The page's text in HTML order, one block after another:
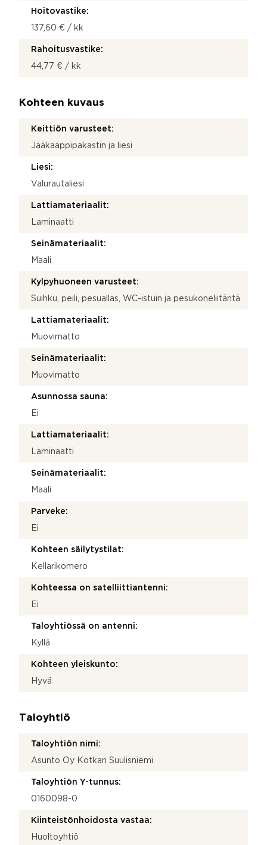
Hoitovastike:
137,60 € / kk
Rahoitusvastike:
44,77 € / kk
Kohteen kuvaus
Keittiön varusteet:
Jääkaappipakastin ja liesi
Liesi:
Valurautaliesi
Lattiamateriaalit:
Laminaatti
Seinämateriaalit:
Maali
Kylpyhuoneen varusteet:
Suihku, peili, pesuallas, WC-istuin ja pesukoneliitäntä
Lattiamateriaalit:
Muovimatto
Seinämateriaalit:
Muovimatto
Asunnossa sauna:
Ei
Lattiamateriaalit:
Laminaatti
Seinämateriaalit:
Maali
Parveke:
Ei
Kohteen säilytystilat:
Kellarikomero
Kohteessa on satelliittiantenni:
Ei
Taloyhtiössä on antenni:
Kyllä
Kohteen yleiskunto:
Hyvä
Taloyhtiö
Taloyhtiön nimi:
Asunto Oy Kotkan Suulisniemi
Taloyhtiön Y-tunnus:
0160098-0
Kiinteistönhoidosta vastaa:
Huoltoyhtiö